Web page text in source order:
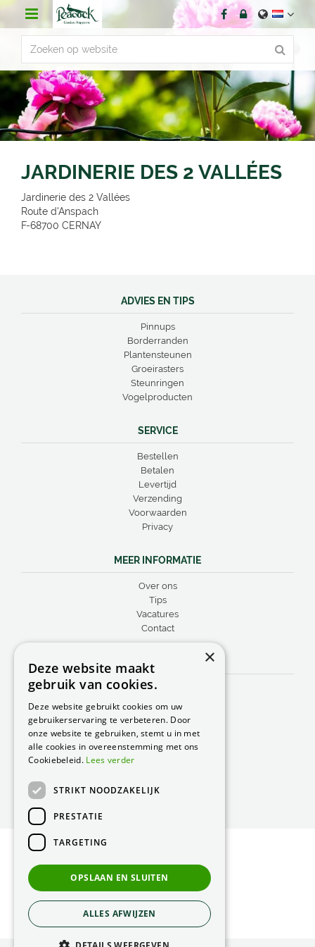
r
n
t
JARDINERIE DES 2 VALLÉES
Jardinerie des 2 Vallées
Route d'Anspach
F-68700 CERNAY
ADVIES EN TIPS
Pinnups
Borderranden
Plantensteunen
Groeirasters
Steunringen
Vogelproducten
SERVICE
Bestellen
Betalen
Levertijd
Verzending
Voorwaarden
Privacy
MEER INFORMATIE
Over ons
Tips
Vacatures
Contact
CONTACT
Peacock Garden Supports
Industrieweg 22
5688 DP Oirschot
Nederland
T.0499 57 40 80
Privacy Statement
Green Solutions
×
Deze website maakt
gebruik van cookies.
Deze website gebruikt cookies om uw
gebruikerservaring te verbeteren. Door
onze website te gebruiken, stemt u in met
alle cookies in overeenstemming met ons
Cookiebeleid. Lees verder
STRIKT NOODZAKELIJK
PRESTATIE
TARGETING
OPSLAAN EN SLUITEN
ALLES AFWIJZEN